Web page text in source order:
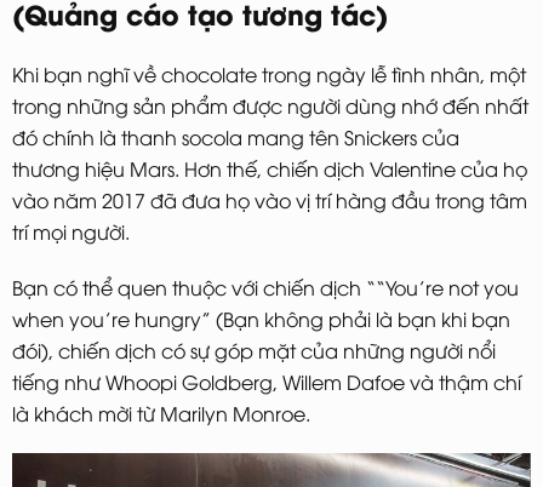
(Quảng cáo tạo tương tác)
Khi bạn nghĩ về chocolate trong ngày lễ tình nhân, một
trong những sản phẩm được người dùng nhớ đến nhất
đó chính là thanh socola mang tên Snickers của
thương hiệu Mars. Hơn thế, chiến dịch Valentine của họ
vào năm 2017 đã đưa họ vào vị trí hàng đầu trong tâm
trí mọi người.
Bạn có thể quen thuộc với chiến dịch ““You’re not you
when you’re hungry” (Bạn không phải là bạn khi bạn
đói), chiến dịch có sự góp mặt của những người nổi
tiếng như Whoopi Goldberg, Willem Dafoe và thậm chí
là khách mời từ Marilyn Monroe.